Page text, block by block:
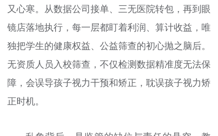
又心寒。从数据公司接单、三无医院转包，再到眼
镜店落地执行，每一层都盯着利润、算计收益，唯
独把学生的健康权益、公益筛查的初心抛之脑后。
无资质人员入校筛查，不仅检测数据精准度无法保
障，会误导孩子视力干预和矫正，耽误孩子视力矫
正时机。